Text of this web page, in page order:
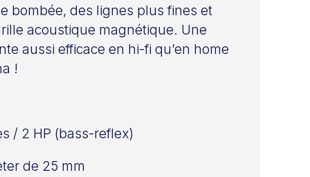
bombée, des lignes plus fines et
acoustique magnétique. Une
aussi efficace en hi-fi qu’en home
!
/ 2 HP (bass-reflex)
de 25 mm